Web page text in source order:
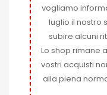
vogliamo
luglio il nostro
subire alcuni
Lo shop rimane
vostri acquisti
alla piena